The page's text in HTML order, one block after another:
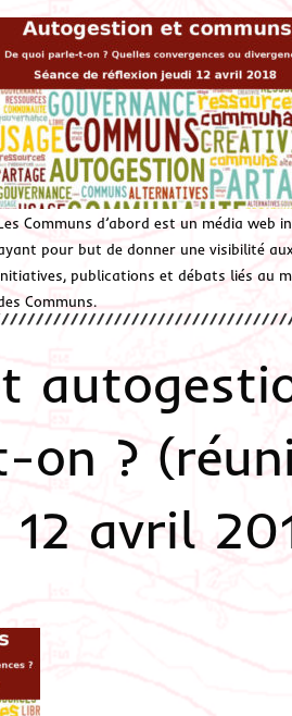
Communs d’abord est un média web
pour but de donner une visibilité
publications et débats liés au
Communs.
?
avril